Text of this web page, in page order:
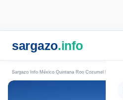
sargazo.info
Sargazo Info México Quintana Roo Cozumel